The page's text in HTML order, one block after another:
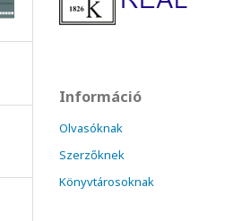
Információ
Olvasóknak
Szerzőknek
Könyvtárosoknak